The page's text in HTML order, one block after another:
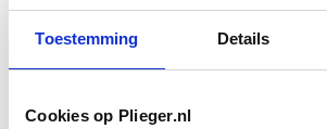
Toestemming Details
Cookies op Plieger.nl
Materiaal uitloop Aluminium
materiaal uitloop